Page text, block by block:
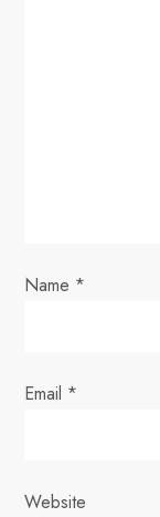
n
Name *
Email *
Website